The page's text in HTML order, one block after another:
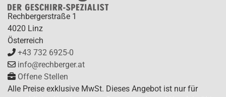
Rechbergerstraße 1
4020 Linz
Österreich
+43 732 6925-0
info@rechberger.at
Offene Stellen
Alle Preise exklusive MwSt. Dieses Angebot ist nur für